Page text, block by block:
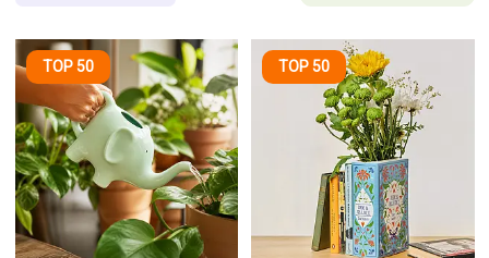
TOP 50 TOP 50